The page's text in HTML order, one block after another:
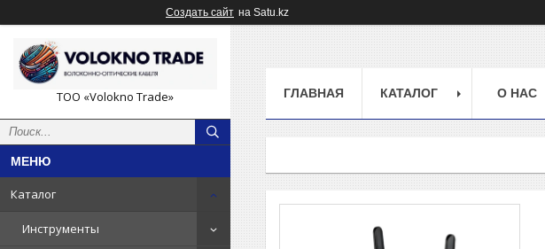
Создать сайт на Satu.kz
ТОО «Volokno Trade»
Каталог
Инструменты
ГЛАВНАЯ КАТАЛОГ О НАС